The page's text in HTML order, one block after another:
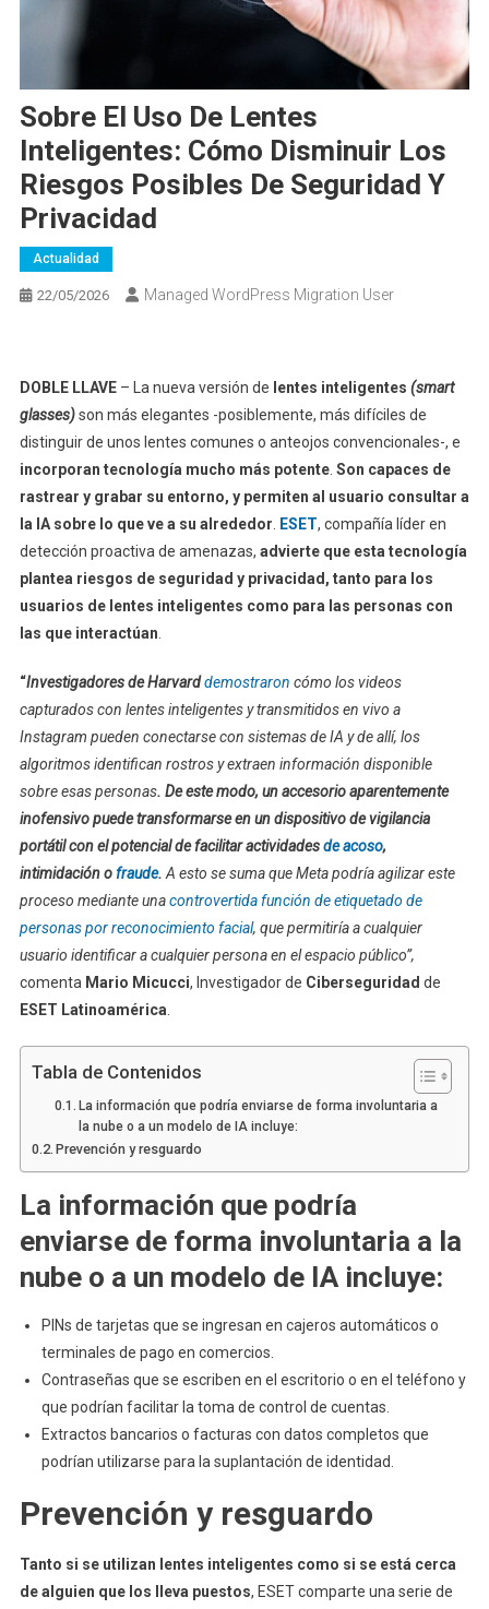
Sobre El Uso De Lentes
Inteligentes: Cómo Disminuir Los
Riesgos Posibles De Seguridad Y
Privacidad
Actualidad
22/05/2026 Managed WordPress Migration User
DOBLE LLAVE– La nueva versión de lentes inteligentes (smart
glasses)son más elegantes -posiblemente, más difíciles de
distinguir de unos lentes comunes o anteojos convencionales-, e
incorporan tecnología mucho más potente. Son capaces de
rastrear y grabar su entorno, y permiten al usuario consultar a
la IA sobre lo que ve a su alrededor
ESET, compañía líder en
detección proactiva de amenazas, advierte que esta tecnología
plantea riesgos de seguridad y privacidad, tanto para los
usuarios de lentes inteligentes como para las personas con
las que interactúan
“Investigadores de Harvarddemostraron cómo los videos
capturados con lentes inteligentes y transmitidos en vivo a
Instagram pueden conectarse con sistemas de IA y de allí, los
algoritmos identifican rostros y extraen información disponible
sobre esas personas. De este modo, un accesorio aparentemente
inofensivo puede transformarse en un dispositivo de vigilancia
portátil con el potencial de facilitar actividadesde acoso,
intimidación ofraude. A esto se suma que Meta podría agilizar este
proceso mediante unacontrovertida función de etiquetado de
personas por reconocimiento facial, que permitiría a cualquier
usuario identificar a cualquier persona en el espacio público”,
comenta Mario Micucci, Investigador de Ciberseguridad de
ESET Latinoamérica
Tabla de Contenidos
La información que podría enviarse de forma involuntaria a
la nube o a un modelo de IA incluye:
Prevención y resguardo
La información que podría
enviarse de forma involuntaria a la
nube o a un modelo de IA incluye:
PINs de tarjetas que se ingresan en cajeros automáticos o
terminales de pago en comercios.
Contraseñas que se escriben en el escritorio o en el teléfono y
que podrían facilitar la toma de control de cuentas.
Extractos bancarios o facturas con datos completos que
podrían utilizarse para la suplantación de identidad.
Prevención y resguardo
Tanto si se utilizan lentes inteligentes como si se está cerca
de alguien que los lleva puestos, ESET comparte una serie de